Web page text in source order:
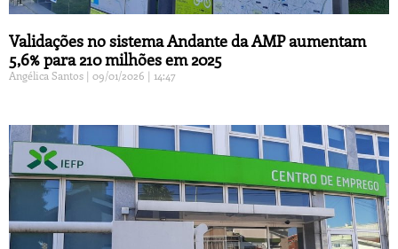
Validações no sistema Andante da AMP aumentam
5,6% para 210 milhões em 2025
Angélica Santos 09/01/2026 14:47